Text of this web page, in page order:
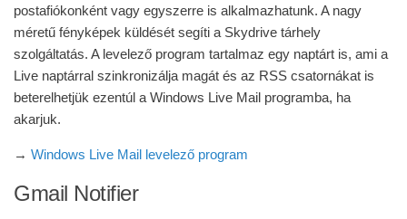
postafiókonként vagy egyszerre is alkalmazhatunk. A nagy
méretű fényképek küldését segíti a Skydrive tárhely
szolgáltatás. A levelező program tartalmaz egy naptárt is, ami a
Live naptárral szinkronizálja magát és az RSS csatornákat is
beterelhetjük ezentúl a Windows Live Mail programba, ha
akarjuk.
→ Windows Live Mail levelező program
Gmail Notifier